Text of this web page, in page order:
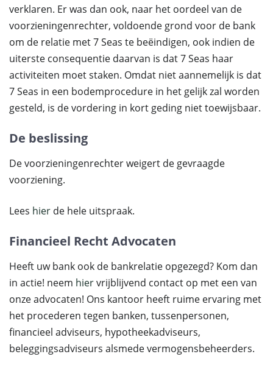
verklaren. Er was dan ook, naar het oordeel van de
voorzieningenrechter, voldoende grond voor de bank
om de relatie met 7 Seas te beëindigen, ook indien de
uiterste consequentie daarvan is dat 7 Seas haar
activiteiten moet staken. Omdat niet aannemelijk is dat
7 Seas in een bodemprocedure in het gelijk zal worden
gesteld, is de vordering in kort geding niet toewijsbaar.
De beslissing
De voorzieningenrechter weigert de gevraagde
voorziening.
Lees hier de hele uitspraak.
Financieel Recht Advocaten
Heeft uw bank ook de bankrelatie opgezegd? Kom dan
in actie! neem hiervrijblijvend contact op met een van
onze advocaten! Ons kantoor heeft ruime ervaring met
het procederen tegen banken, tussenpersonen,
financieel adviseurs, hypotheekadviseurs,
beleggingsadviseurs alsmede vermogensbeheerders.